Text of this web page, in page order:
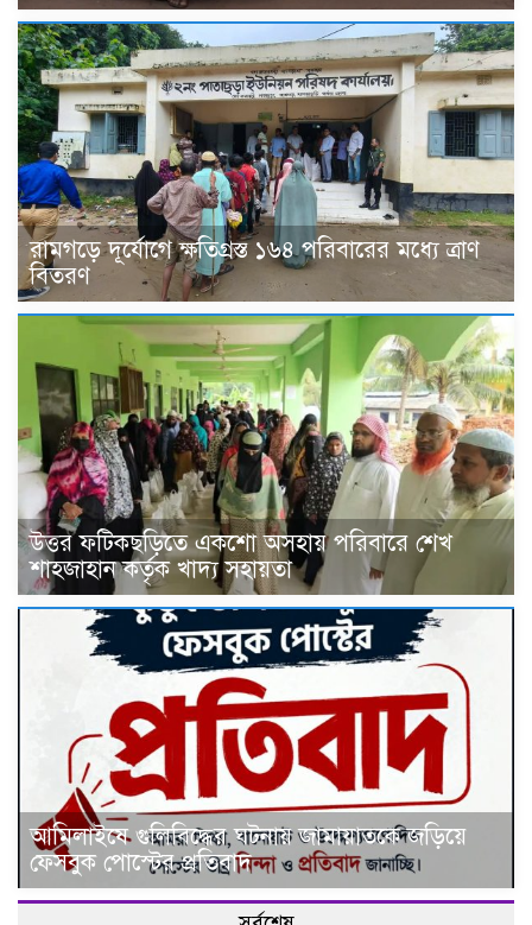
রামগড়ে দূর্যোগে ক্ষতিগ্রস্ত ১৬৪ পরিবারের মধ্যে ত্রাণ
বিতরণ
উত্তর ফটিকছড়িতে একশো অসহায় পরিবারে শেখ
শাহজাহান কর্তৃক খাদ্য সহায়তা
আমিলাইষে গুলিবিদ্ধের ঘটনায় জামায়াতকে জড়িয়ে
ফেসবুক পোস্টের প্রতিবাদ